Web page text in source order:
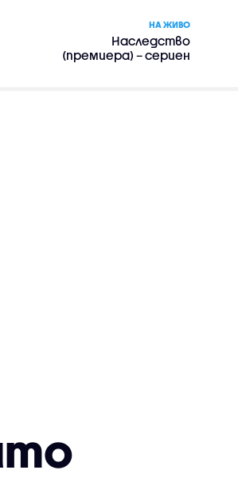
НА ЖИВО
Наследство
(премиера) – сериен